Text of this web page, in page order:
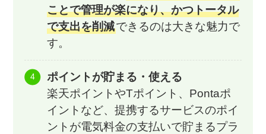
ことで管理が楽になり、かつトータル
で支出を削減できるのは大きな魅力で
す。
ポイントが貯まる・使える
楽天ポイントやTポイント、Pontaポ
イントなど、提携するサービスのポイ
ントが電気料金の支払いで貯まるプラ